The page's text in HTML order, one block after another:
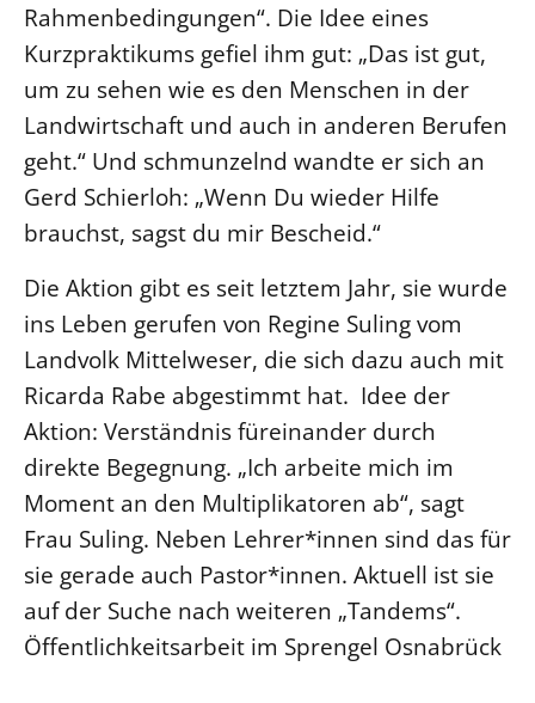
Rahmenbedingungen“. Die Idee eines
Kurzpraktikums gefiel ihm gut: „Das ist gut,
um zu sehen wie es den Menschen in der
Landwirtschaft und auch in anderen Berufen
geht.“ Und schmunzelnd wandte er sich an
Gerd Schierloh: „Wenn Du wieder Hilfe
brauchst, sagst du mir Bescheid.“
Die Aktion gibt es seit letztem Jahr, sie wurde
ins Leben gerufen von Regine Suling vom
Landvolk Mittelweser, die sich dazu auch mit
Ricarda Rabe abgestimmt hat. Idee der
Aktion: Verständnis füreinander durch
direkte Begegnung. „Ich arbeite mich im
Moment an den Multiplikatoren ab“, sagt
Frau Suling. Neben Lehrer*innen sind das für
sie gerade auch Pastor*innen. Aktuell ist sie
auf der Suche nach weiteren „Tandems“.
Öffentlichkeitsarbeit im Sprengel Osnabrück